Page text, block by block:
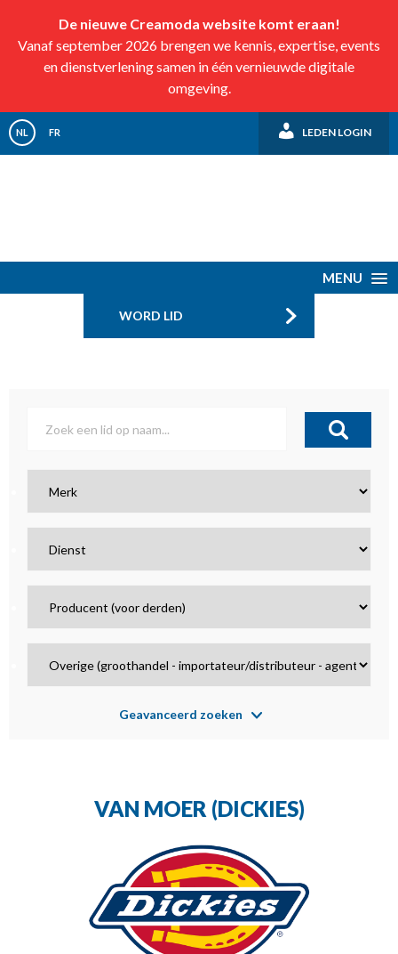
De nieuwe Creamoda website komt eraan!
Vanaf september 2026 brengen we kennis, expertise, events
en dienstverlening samen in één vernieuwde digitale
omgeving.
NL FR LEDEN LOGIN
MENU
WORD LID
Geavanceerd zoeken
VAN MOER (DICKIES)